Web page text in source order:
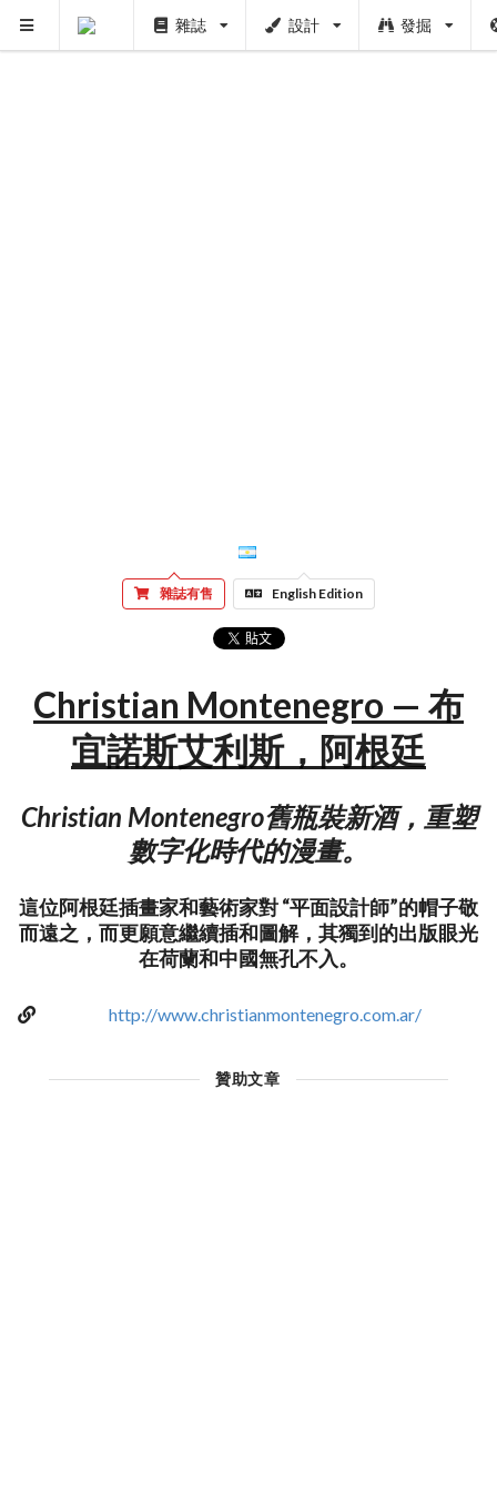
雜誌 設計 發掘
雜誌有售 English Edition
Christian Montenegro — 布
宜諾斯艾利斯，阿根廷
Christian Montenegro舊瓶裝新酒，重塑
數字化時代的漫畫。
這位阿根廷插畫家和藝術家對 “平面設計師”的帽子敬
而遠之，而更願意繼續插和圖解，其獨到的出版眼光
在荷蘭和中國無孔不入。
http://www.christianmontenegro.com.ar/
贊助文章